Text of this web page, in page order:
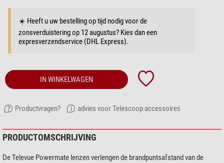
☀️ Heeft u uw bestelling op tijd nodig voor de
zonsverduistering op 12 augustus? Kies dan een
expresverzendservice (DHL Express).
IN WINKELWAGEN
Productvragen? advies voor Telescoop accessoires
PRODUCTOMSCHRIJVING
De Televue Powermate lenzen verlengen de brandpuntsafstand van de